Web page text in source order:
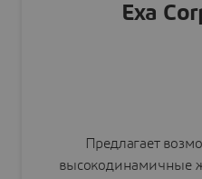
Exa
Предлагает
высокодинамичные